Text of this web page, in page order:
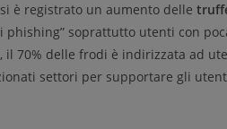
è registrato un aumento delle
soprattutto utenti con
70% delle frodi è indirizzata ad
settori per supportare gli